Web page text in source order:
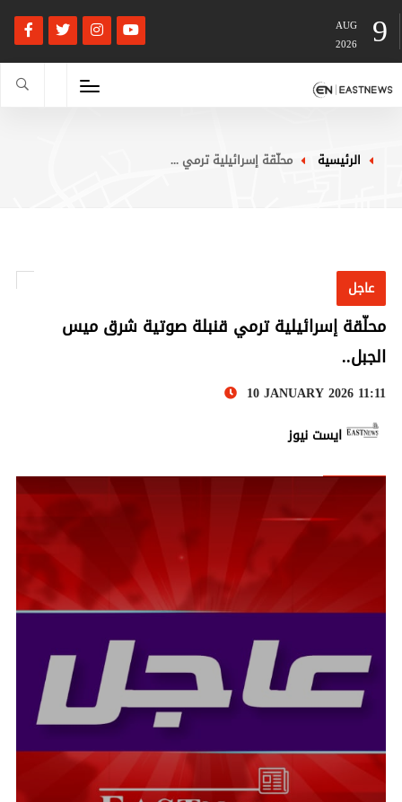
9
AUG
2026
محلّقة إسرائيلية ترمي ... الرئيسية
عاجل
محلّقة إسرائيلية ترمي قنبلة صوتية شرق ميس
الجبل..
10 JANUARY 2026 11:11
ايست نيوز